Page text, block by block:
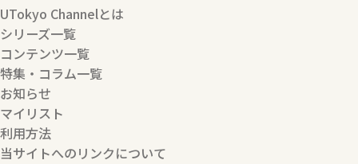
UTokyo Channelとは
シリーズ一覧
コンテンツ一覧
特集・コラム一覧
お知らせ
マイリスト
利用方法
当サイトへのリンクについて